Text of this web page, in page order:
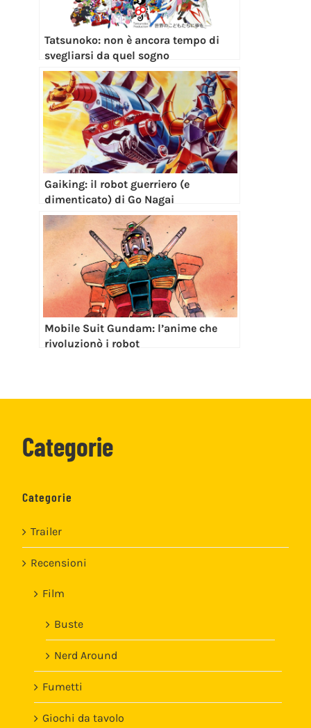
Tatsunoko: non è ancora tempo di
svegliarsi da quel sogno
Gaiking: il robot guerriero (e
dimenticato) di Go Nagai
Mobile Suit Gundam: l’anime che
rivoluzionò i robot
Categorie
Categorie
Trailer
Recensioni
Film
Buste
Nerd Around
Fumetti
Giochi da tavolo